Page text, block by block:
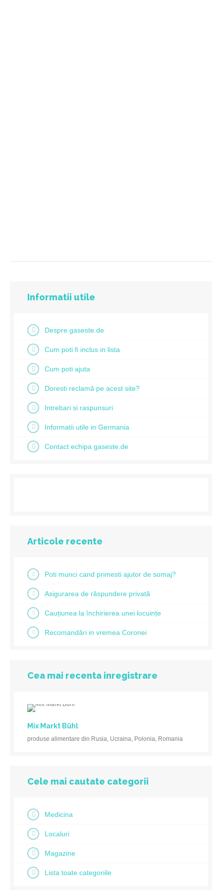
Informatii utile
Despre gaseste.de
Cum poti fi inclus in lista
Cum poti ajuta
Doresti reclamă pe acest site?
Intrebari si raspunsuri
Informatii utile in Germania
Contact echipa gaseste.de
Articole recente
Poti munci cand primesti ajutor de somaj?
Asigurarea de răspundere privată
Cauțiunea la închirierea unei locuințe
Recomandări in vremea Coronei
Cea mai recenta inregistrare
Mix Markt Bühl
produse alimentare din Rusia, Ucraina, Polonia, Romania
Cele mai cautate categorii
Medicina
Localuri
Magazine
Lista toate categoriile